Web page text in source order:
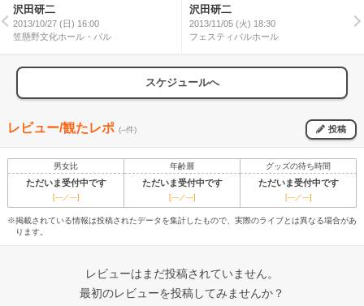
沢田研二
2013/10/27 (日) 16:00
笠懸野文化ホール・パル
沢田研二
2013/11/05 (火) 18:30
フェスティバルホール
スケジュールへ
レビュー/観たレポ (--件) 投稿
男女比 年齢層 グッズの待ち時間
ただいま受付中です ただいま受付中です ただいま受付中です
[---／---] [---／---] [---／---]
※掲載されている情報は投稿されたデータを集計したもので、実際のライブとは異なる場合があ
ります。
レビューはまだ投稿されていません。
最初のレビューを投稿してみませんか？